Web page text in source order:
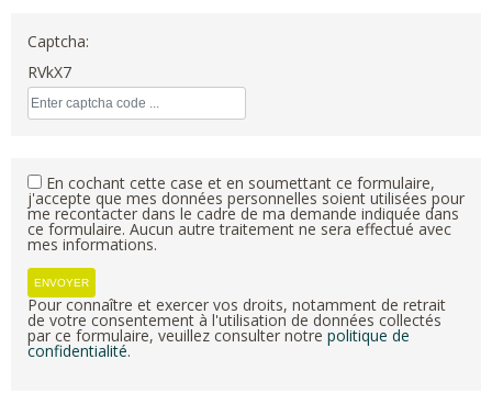
Captcha:
RVkX7
En cochant cette case et en soumettant ce formulaire,
j'accepte que mes données personnelles soient utilisées pour
me recontacter dans le cadre de ma demande indiquée dans
ce formulaire. Aucun autre traitement ne sera effectué avec
mes informations.
Pour connaître et exercer vos droits, notamment de retrait
de votre consentement à l'utilisation de données collectés
par ce formulaire, veuillez consulter notre politique de
confidentialité.